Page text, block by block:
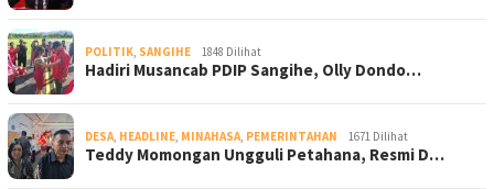
POLITIK, SANGIHE 1848 Dilihat
Hadiri Musancab PDIP Sangihe, Olly Dondo…
DESA, HEADLINE, MINAHASA, PEMERINTAHAN 1671 Dilihat
Teddy Momongan Ungguli Petahana, Resmi D…